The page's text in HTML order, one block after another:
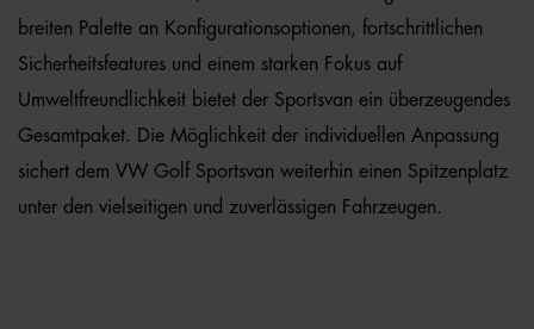
breiten Palette an Konfigurationsoptionen, fortschrittlichen
Sicherheitsfeatures und einem starken Fokus auf
Umweltfreundlichkeit bietet der Sportsvan ein überzeugendes
Gesamtpaket. Die Möglichkeit der individuellen Anpassung
sichert dem VW Golf Sportsvan weiterhin einen Spitzenplatz
unter den vielseitigen und zuverlässigen Fahrzeugen.